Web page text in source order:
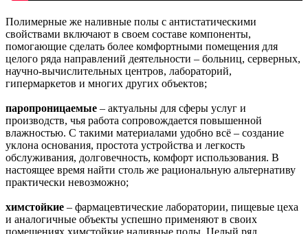
Полимерные же наливные полы с антистатическими
свойствами включают в своем составе компоненты,
помогающие сделать более комфортными помещения для
целого ряда направлений деятельности – больниц, серверных,
научно-вычислительных центров, лабораторий,
гипермаркетов и многих других объектов;
паропроницаемые – актуальны для сферы услуг и
производств, чья работа сопровождается повышенной
влажностью. С такими материалами удобно всё – создание
уклона основания, простота устройства и легкость
обслуживания, долговечность, комфорт использования. В
настоящее время найти столь же рациональную альтернативу
практически невозможно;
химстойкие – фармацевтические лаборатории, пищевые цеха
и аналогичные объекты успешно применяют в своих
помещениях химстойкие наливные полы. Целый ряд